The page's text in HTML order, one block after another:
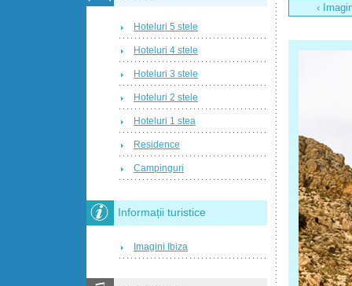
‹
Hoteluri 5 stele
Hoteluri 4 stele
Hoteluri 3 stele
Hoteluri 2 stele
Hoteluri 1 stea
Residence
Campinguri
Informații turistice
Imagini Ibiza